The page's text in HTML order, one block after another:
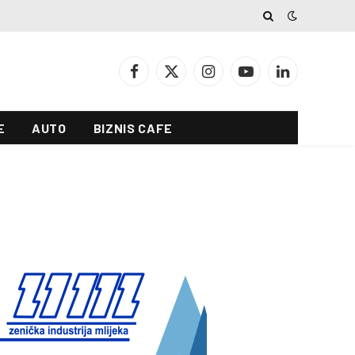
Facebook
X
InstagramYouTubeLinkedIn
AUTO BIZNIS CAFE